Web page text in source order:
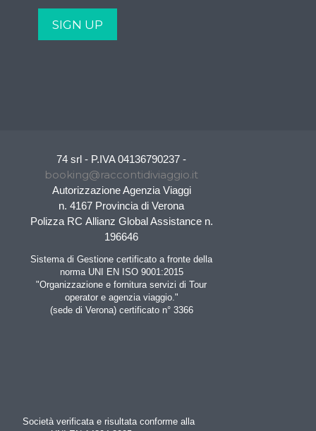
74 srl - P.IVA 04136790237 -
booking@raccontidiviaggio.it
Autorizzazione Agenzia Viaggi
n. 4167 Provincia di Verona
Polizza RC Allianz Global Assistance n.
196646
Sistema di Gestione certificato a fronte della
norma UNI EN ISO 9001:2015
"Organizzazione e fornitura servizi di Tour
operator e agenzia viaggio."
(sede di Verona) certificato n° 3366
Società verificata e risultata conforme alla